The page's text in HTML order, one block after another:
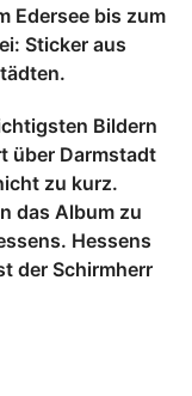
Edersee bis zum
Sticker aus
Bildern
über Darmstadt
zu kurz.
das Album zu
Hessens
der Schirmherr